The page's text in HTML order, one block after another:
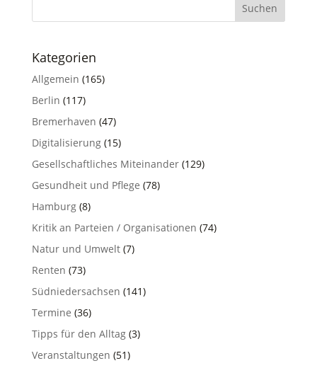
Suchen
Kategorien
Allgemein (165)
Berlin (117)
Bremerhaven (47)
Digitalisierung(15)
Gesellschaftliches Miteinander(129)
Gesundheit und Pflege (78)
Hamburg(8)
Kritik an Parteien / Organisationen (74)
Natur und Umwelt(7)
Renten (73)
Südniedersachsen (141)
Termine (36)
Tipps für den Alltag(3)
Veranstaltungen (51)